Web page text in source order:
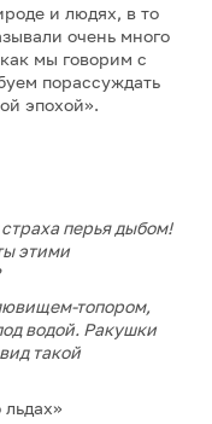
и людях, в то
очень много
мы говорим с
порассуждать
эпохой».
перья дыбом!
этими
топором,
водой. Ракушки
такой